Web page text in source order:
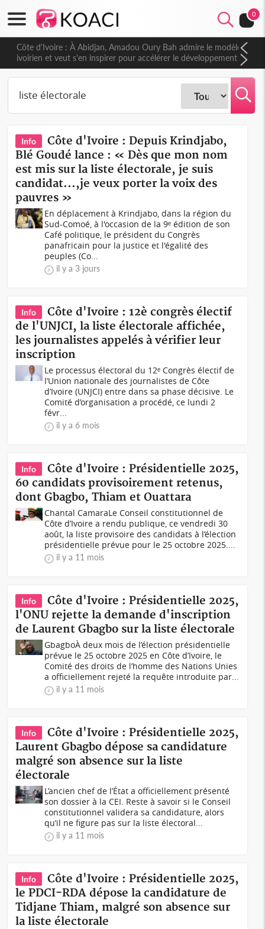
0
Côte d'Ivoire : À Abidjan, Amadou Oury Bah admire le modèle
ivoirien et veut s'en inspirer pour accélérer le développement
de la Guinée
Info
Côte d'Ivoire : Depuis Krindjabo,
Blé Goudé lance : « Dès que mon nom
est mis sur la liste électorale, je suis
candidat...,je veux porter la voix des
pauvres »
En déplacement à Krindjabo, dans la région du
Sud-Comoé, à l'occasion de la 9ᵉ édition de son
Café politique, le président du Congrès
panafricain pour la justice et l'égalité des
peuples (Co...
il y a 3 jours
Info
Côte d'Ivoire : 12è congrès électif
de l'UNJCI, la liste électorale affichée,
les journalistes appelés à vérifier leur
inscription
Le processus électoral du 12ᵉ Congrès électif de
l’Union nationale des journalistes de Côte
d’Ivoire (UNJCI) entre dans sa phase décisive. Le
Comité d’organisation a procédé, ce lundi 2
févr...
il y a 6 mois
Info
Côte d'Ivoire : Présidentielle 2025,
60 candidats provisoirement retenus,
dont Gbagbo, Thiam et Ouattara
Chantal CamaraLe Conseil constitutionnel de
Côte d’Ivoire a rendu publique, ce vendredi 30
août, la liste provisoire des candidats à l’élection
présidentielle prévue pour le 25 octobre 2025....
il y a 11 mois
Info
Côte d'Ivoire : Présidentielle 2025,
l'ONU rejette la demande d'inscription
de Laurent Gbagbo sur la liste électorale
GbagboÀ deux mois de l’élection présidentielle
prévue le 25 octobre 2025 en Côte d’Ivoire, le
Comité des droits de l’homme des Nations Unies
a officiellement rejeté la requête introduite par...
il y a 11 mois
Info
Côte d'Ivoire : Présidentielle 2025,
Laurent Gbagbo dépose sa candidature
malgré son absence sur la liste
électorale
L’ancien chef de l’État a officiellement présenté
son dossier à la CEI. Reste à savoir si le Conseil
constitutionnel validera sa candidature, alors
qu’il ne figure pas sur la liste électoral...
il y a 11 mois
Info
Côte d'Ivoire : Présidentielle 2025,
le PDCI-RDA dépose la candidature de
Tidjane Thiam, malgré son absence sur
la liste électorale